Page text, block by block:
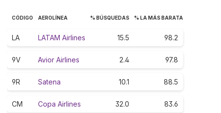
CÓDIGO AEROLÍNEA % BÚSQUEDAS % LA MÁS BARATA
LA LATAM Airlines 15.5 98.2
9V Avior Airlines 2.4 97.8
9R Satena 10.1 88.5
CM Copa Airlines 32.0 83.6